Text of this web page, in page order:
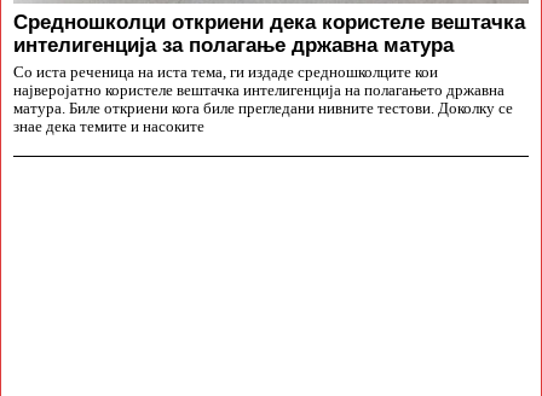
Средношколци откриени дека користеле вештачка
интелигенција за полагање државна матура
Со иста реченица на иста тема, ги издаде средношколците кои
најверојатно користеле вештачка интелигенција на полагањето државна
матура. Биле откриени кога биле прегледани нивните тестови. Доколку се
знае дека темите и насоките